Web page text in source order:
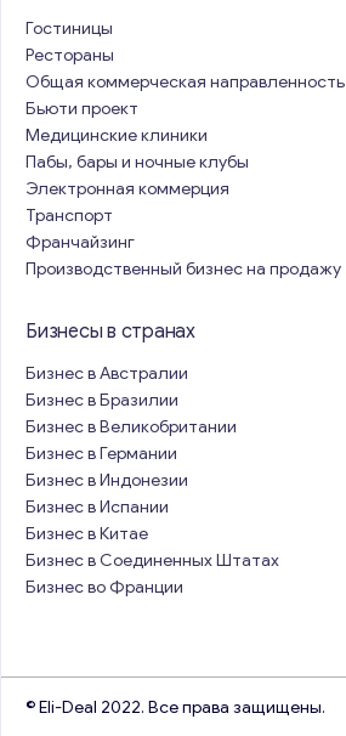
Гостиницы
Рестораны
Общая коммерческая направленность
Бьюти проект
Медицинские клиники
Пабы, бары и ночные клубы
Электронная коммерция
Транспорт
Франчайзинг
Производственный бизнес на продажу
Бизнесы в странах
Бизнес в Австралии
Бизнес в Бразилии
Бизнес в Великобритании
Бизнес в Германии
Бизнес в Индонезии
Бизнес в Испании
Бизнес в Китае
Бизнес в Соединенных Штатах
Бизнес во Франции
© Eli-Deal 2022. Все права защищены.